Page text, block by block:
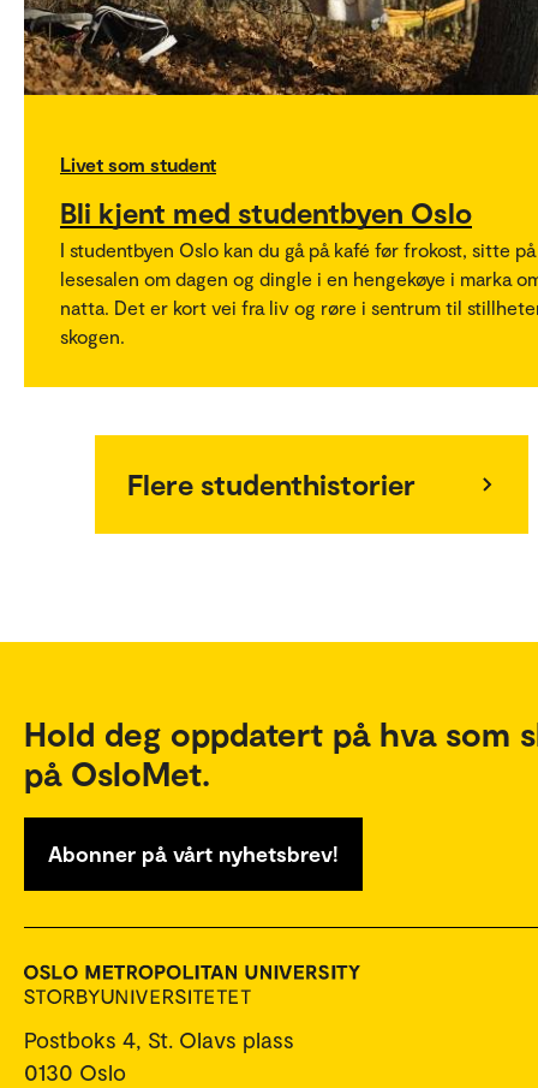
Livet som student
Bli kjent med studentbyen Oslo
I studentbyen Oslo kan du gå på kafé før frokost, sitte på
lesesalen om dagen og dingle i en hengekøye i marka
natta. Det er kort vei fra liv og røre i sentrum til
skogen.
Flere studenthistorier
Hold deg oppdatert på hva som
på OsloMet.
Abonner på vårt nyhetsbrev!
Postboks 4, St. Olavs plass
0130 Oslo